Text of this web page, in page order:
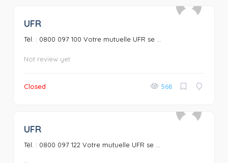
UFR
Tél. : 0800 097 100 Votre mutuelle UFR se ...
Not review yet
Closed 568
UFR
Tél. : 0800 097 122 Votre mutuelle UFR se ...